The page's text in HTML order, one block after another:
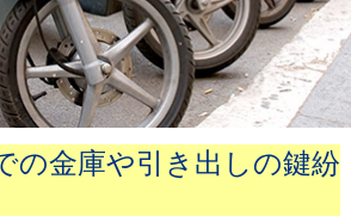
の金庫や引き出しの鍵紛